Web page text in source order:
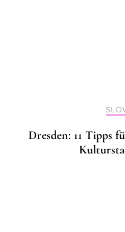
Dresden: 11 Tipps